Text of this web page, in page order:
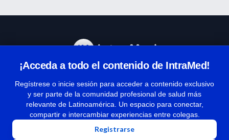
¡Acceda a todo el contenido de IntraMed!
Regístrese o inicie sesión para acceder a contenido exclusivo
y ser parte de la comunidad profesional de salud más
relevante de Latinoamérica. Un espacio para conectar,
compartir e intercambiar experiencias entre colegas.
Registrarse
Términos y condiciones
| Políticas de privacidad
| Todos los derechos reservados | Copyright 1997-2026